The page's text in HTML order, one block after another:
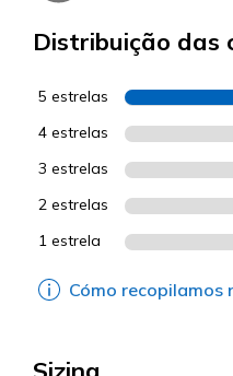
Distribuição das
5 estrelas
4 estrelas
3 estrelas
2 estrelas
1 estrela
Cómo recopilamos